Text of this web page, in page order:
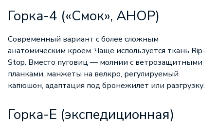
Горка-4 («Смок», АНОР)
Современный вариант с более сложным
анатомическим кроем. Чаще используется ткань Rip-
Stop. Вместо пуговиц — молнии с ветрозащитными
планками, манжеты на велкро, регулируемый
капюшон, адаптация под бронежилет или разгрузку.
Горка-Е (экспедиционная)